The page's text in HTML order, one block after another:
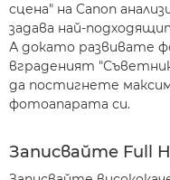
сцена" на Canon
задава най-
А докато развивате
вграденият
да постигнете
фотоапарата си.
Записвайте Full